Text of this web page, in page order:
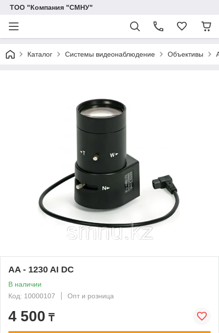
ТОО "Компания "СМНУ"
Каталог Системы видеонаблюдение Объективы
AA - 1230 AI DC
В наличии
Код: 10000107
Опт и розница
4 500 ₸